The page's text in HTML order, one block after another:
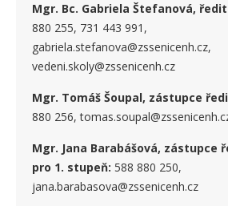
Mgr. Bc. Gabriela Štefanová,
880 255, 731 443 991,
gabriela.stefanova@zssenicenh.cz,
vedeni.skoly@zssenicenh.cz
Mgr. Tomáš Šoupal, zástupce
880 256,
Mgr. Jana Barabášová, zástupce
pro 1. stupeň: 588 880 250,
jana.barabasova@zssenicenh.cz